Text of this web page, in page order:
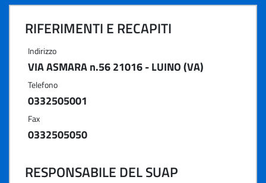
RIFERIMENTI E RECAPITI
Indirizzo
VIA ASMARA n.56 21016 - LUINO (VA)
Telefono
0332505001
Fax
0332505050
RESPONSABILE DEL SUAP